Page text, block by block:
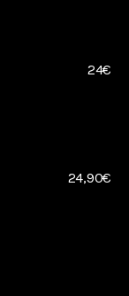
24€
24,90€